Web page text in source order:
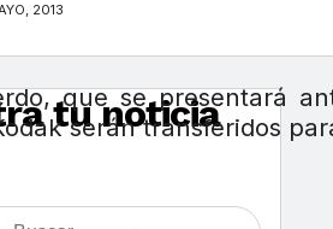
tu noticia
2013
que se presentará
serán transferidos